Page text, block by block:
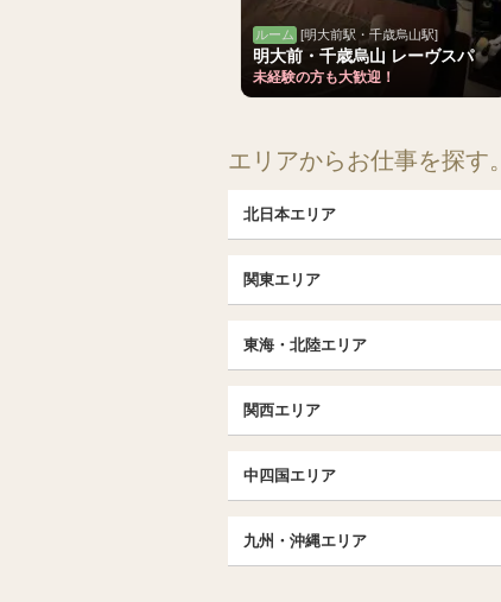
ルーム [明大前駅・千歳烏山駅]
明大前・千歳烏山 レーヴスパ
未経験の方も大歓迎！
エリアからお仕事を探す。
北日本エリア
北海道（札幌・旭川・函館）
福島 (いわき・郡山)
茨城（水戸・取手）
関東エリア
大宮・浦和・川口
千葉TOP
東京TOP
東海・北陸エリア
愛知（名古屋）
名古屋TOP
名古屋・名駅・太閤通
関西エリア
京都駅・伏見区
三条・京都市役所前
大阪エリア
中四国エリア
広島
九州・沖縄エリア